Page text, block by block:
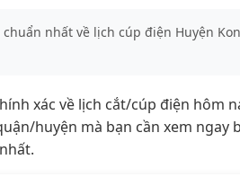
nhất về lịch cúp điện Huyện
xác về lịch cắt/cúp điện hôm
huyện mà bạn cần xem ngay